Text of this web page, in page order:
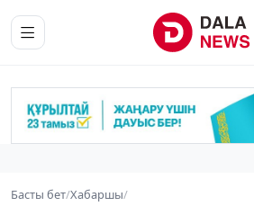
Басты бет/Хабаршы/